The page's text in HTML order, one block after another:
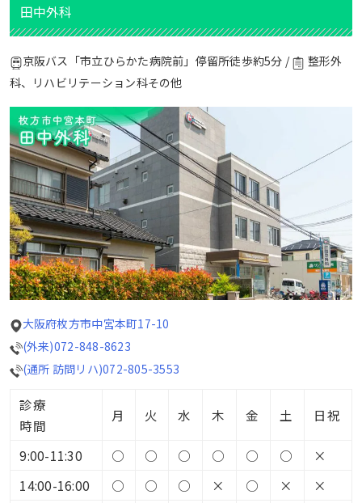
田中外科
京阪バス「市立ひらかた病院前」停留所徒歩約5分 /
整形外
科、リハビリテーション科その他
大阪府枚方市中宮本町17-10
(外来)072-848-8623
(通所 訪問リハ)072-805-3553
診療
時間
月 火 水 木 金 土 日祝
9:00-11:30 ○ ○ ○ ○ ○ ○
×
14:00-16:00
○ ○ ○ × ○ ×
×